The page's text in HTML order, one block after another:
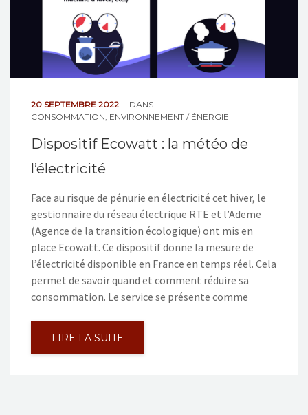
20 SEPTEMBRE 2022
DANS
CONSOMMATION ENVIRONNEMENT / ÉNERGIE
Dispositif Ecowatt : la météo de
l’électricité
Face au risque de pénurie en électricité cet hiver, le
gestionnaire du réseau électrique RTE et l’Ademe
(Agence de la transition écologique) ont mis en
place Ecowatt. Ce dispositif donne la mesure de
l’électricité disponible en France en temps réel. Cela
permet de savoir quand et comment réduire sa
consommation. Le service se présente comme
LIRE LA SUITE